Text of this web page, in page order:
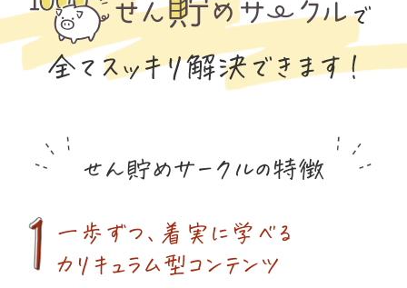
せん貯めサークルの特徴
一歩ずつ、着実に学べる
カリキュラム型コンテンツ